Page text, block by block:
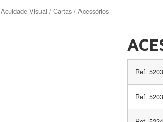
Acuidade Visual / Cartas / Acessórios
Ref.
Ref.